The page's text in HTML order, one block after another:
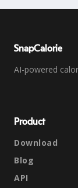
SnapCalorie
AI-powered
Product
Download
Blog
API